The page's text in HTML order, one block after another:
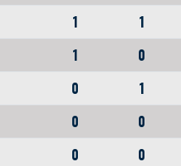
1
1
1
0
0
1
0
0
0
0